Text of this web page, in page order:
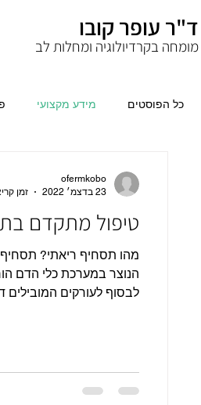
ד"ר עופר קובו
מומחה בקרדיולוגיה ומחלות לב
כל הפוסטים מידע מקצועי
טיפול מתקדם
מהו תסחיף ריאתי?
הנוצר במערכת כלי הדם
לבסוף לעורקים המובילים
ofermkobo
23 בדצמ׳ 2022
זמן קריאה